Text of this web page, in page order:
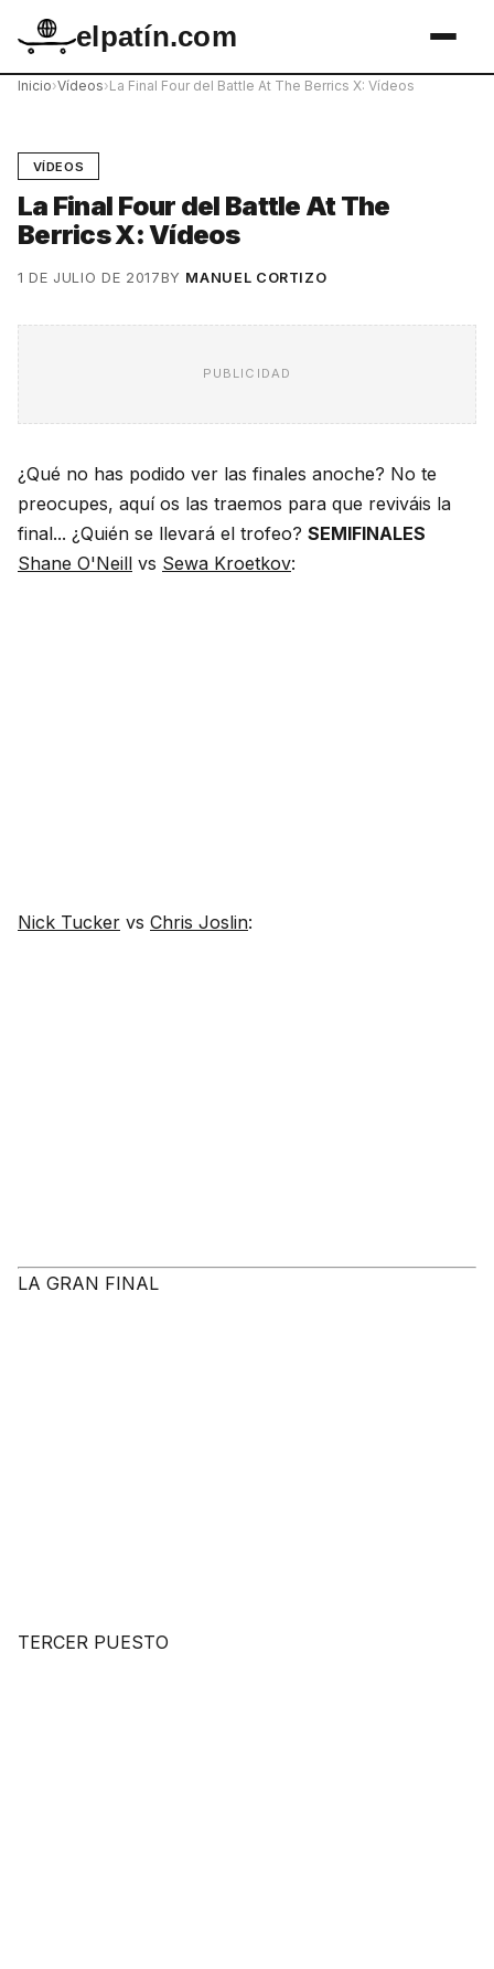
elpatín.com
Inicio›Vídeos›La Final Four del Battle At The Berrics X: Vídeos
VÍDEOS
La Final Four del Battle At The
Berrics X: Vídeos
1 DE JULIO DE 2017BY MANUEL CORTIZO
PUBLICIDAD
¿Qué no has podido ver las finales anoche? No te
preocupes, aquí os las traemos para que reviváis la
final... ¿Quién se llevará el trofeo? SEMIFINALES
Shane O'Neill vs Sewa Kroetkov:
Nick Tucker vs Chris Joslin:
LA GRAN FINAL
TERCER PUESTO